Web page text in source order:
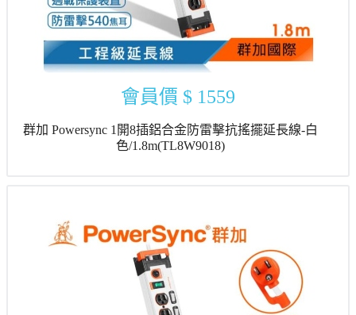
會員價 $ 1559
群加 Powersync 1開8插鋁合金防雷擊抗搖擺延長線-白
色/1.8m(TL8W9018)